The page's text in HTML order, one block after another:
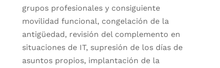
grupos profesionales y consiguiente
movilidad funcional, congelación de la
antigüedad, revisión del complemento en
situaciones de IT, supresión de los días de
asuntos propios, implantación de la